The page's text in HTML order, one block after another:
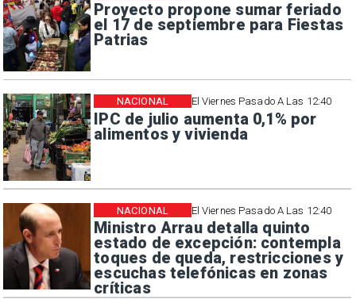
Proyecto propone sumar feriado
el 17 de septiembre para Fiestas
Patrias
El Viernes Pasado A Las 12:40
IPC de julio aumenta 0,1% por
alimentos y vivienda
NACIONAL
El Viernes Pasado A Las 12:40
Ministro Arrau detalla quinto
estado de excepción: contempla
toques de queda, restricciones y
escuchas telefónicas en zonas
críticas
NACIONAL